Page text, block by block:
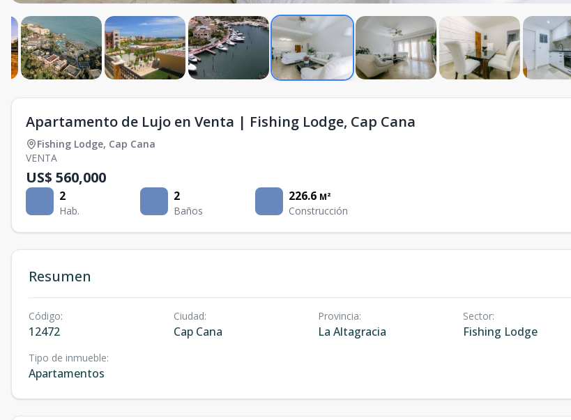
Apartamento de Lujo en Venta | Fishing Lodge, Cap Cana
Fishing Lodge, Cap Cana
VENTA
US$ 560,000
2
Hab.
2
Baños
226.6 M²
Construcción
Resumen
Código:
12472
Ciudad:
Cap Cana
Provincia:
La Altagracia
Sector:
Fishing Lodge
Tipo de inmueble:
Apartamentos